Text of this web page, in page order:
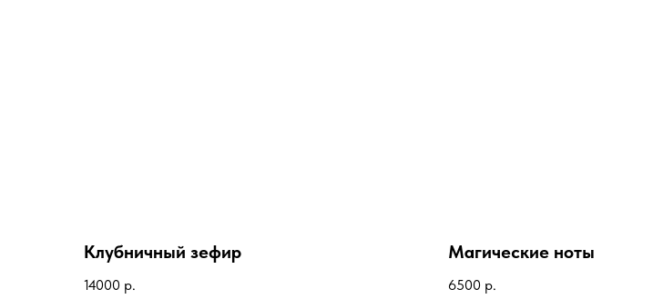
Клубничный зефир
14000 р.
Магические ноты
6500 р.